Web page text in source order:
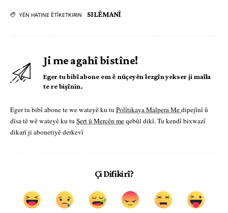
YÊN HATINE ÊTÎKETKIRIN SILÊMANÎ
Ji me agahî bistîne!
Eger tu bibî abone em ê nûçeyên lezgîn yekser ji maîla
te re bişînin.
Eger tu bibî abone te we wateyê ku tu Polîtikaya Malpera Medipejînî û
dîsa tê wê wateyê ku tu Şert û Mercên meqebûl dikî. Tu kendî bixwazî
dikarî ji abonetiyê derkevî
Çi Difikirî?